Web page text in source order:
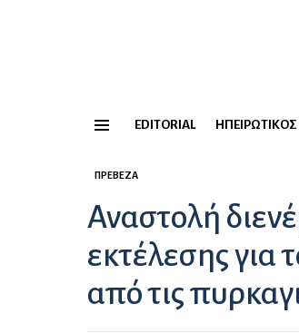
EDITORIAL
ΠΡΈΒΕΖΑ
Αναστολή
εκτέλεσης για
από τις